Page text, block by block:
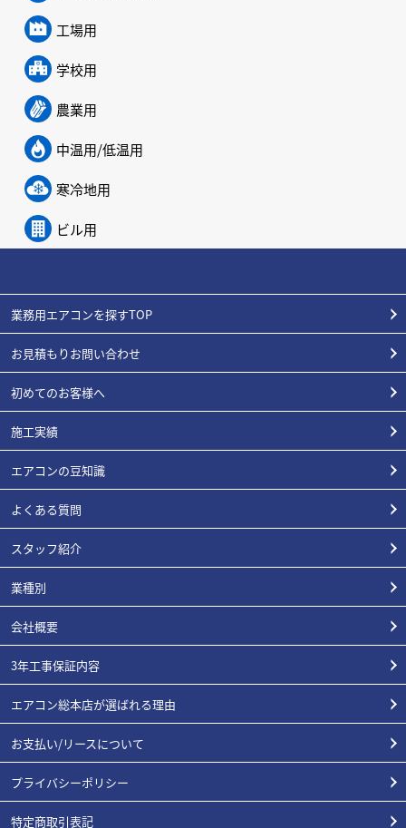
工場用
学校用
農業用
中温用/低温用
寒冷地用
ビル用
業務用エアコンを探すTOP
お見積もりお問い合わせ
初めてのお客様へ
施工実績
エアコンの豆知識
よくある質問
スタッフ紹介
業種別
会社概要
3年工事保証内容
エアコン総本店が選ばれる理由
お支払い/リースについて
プライバシーポリシー
特定商取引表記